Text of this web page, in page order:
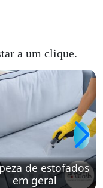
a um clique.
de estofados
em geral